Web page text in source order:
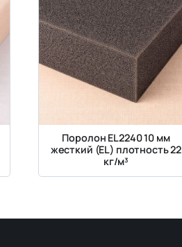
Поролон EL2240 10 мм
жесткий (EL) плотность 22
кг/м³